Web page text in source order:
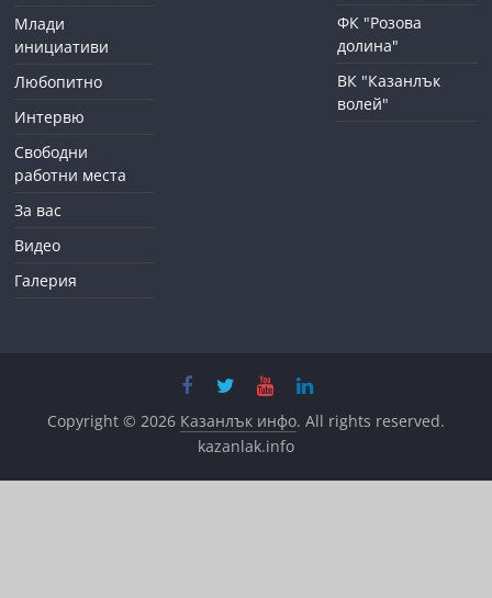
Млади
инициативи
Любопитно
Интервю
Свободни
работни места
За вас
Видео
Галерия
ФК "Розова
долина"
ВК "Казанлък
волей"
Copyright © 2026 Казанлък инфо. All rights reserved.
kazanlak.info